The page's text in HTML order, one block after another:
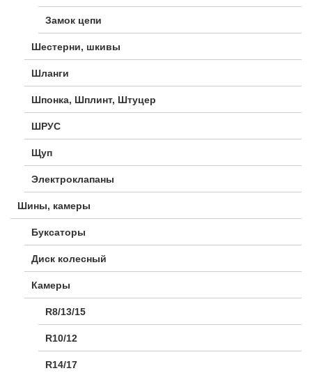
Замок цепи
Шестерни, шкивы
Шланги
Шпонка, Шплинт, Штуцер
ШРУС
Щуп
Электроклапаны
Шины, камеры
Буксаторы
Диск колесный
Камеры
R8/13/15
R10/12
R14/17